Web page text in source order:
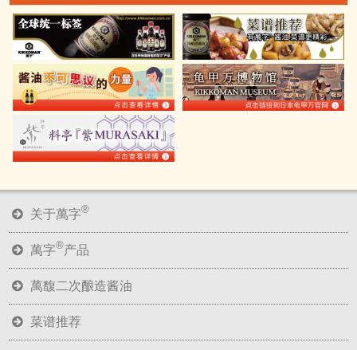
关于萬字®
萬字®产品
萬馥二次酿造酱油
菜谱推荐